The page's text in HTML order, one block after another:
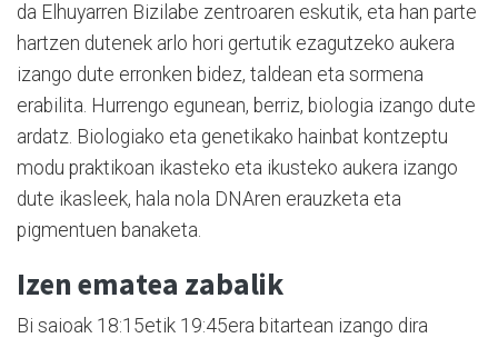
da Elhuyarren Bizilabe zentroaren eskutik, eta han parte
hartzen dutenek arlo hori gertutik ezagutzeko aukera
izango dute erronken bidez, taldean eta sormena
erabilita. Hurrengo egunean, berriz, biologia izango dute
ardatz. Biologiako eta genetikako hainbat kontzeptu
modu praktikoan ikasteko eta ikusteko aukera izango
dute ikasleek, hala nola DNAren erauzketa eta
pigmentuen banaketa.
Izen ematea zabalik
Bi saioak 18:15etik 19:45era bitartean izango dira